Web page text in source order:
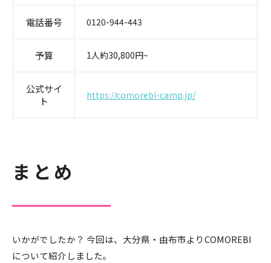
電話番号 0120-944-443
予算 1人約30,800円~
公式サイ
ト
https://comorebi-camp.jp/
まとめ
いかがでしたか？ 今回は、大分県・由布市よりCOMOREBI
について紹介しました。